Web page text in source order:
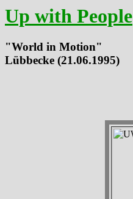
Up with People
"World in Motion"
Lübbecke (21.06.1995)